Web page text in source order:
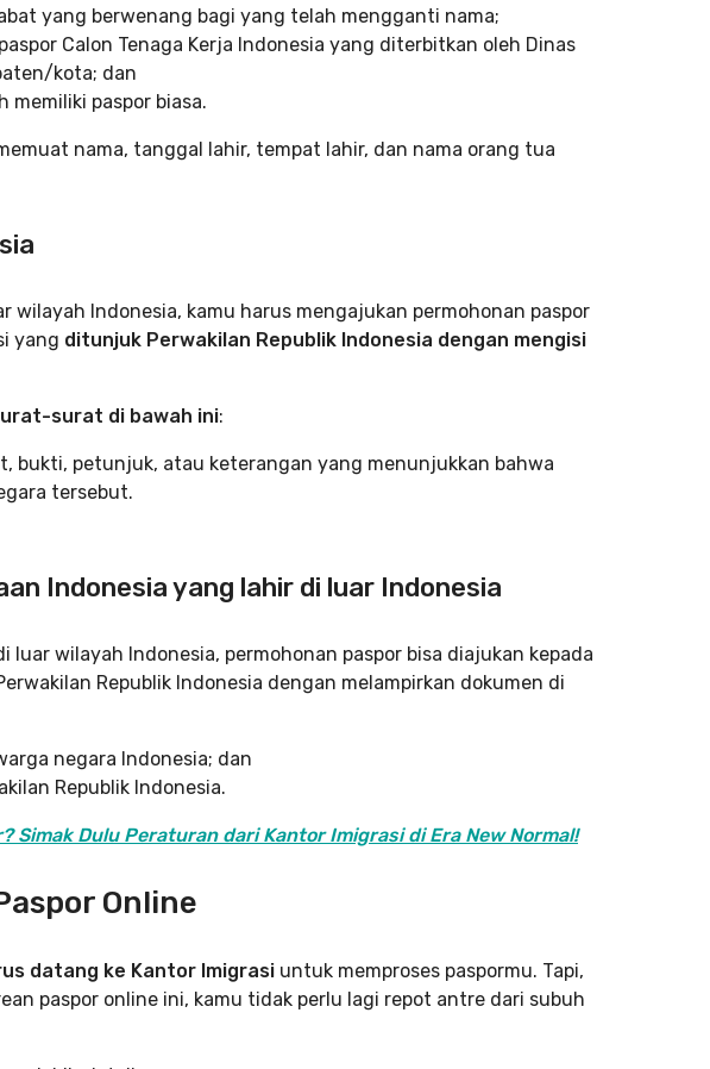
yang berwenang bagi yang telah mengganti nama;
Calon Tenaga Kerja Indonesia yang diterbitkan oleh Dinas
kota; dan
memiliki paspor biasa.
nama, tanggal lahir, tempat lahir, dan nama orang tua
wilayah Indonesia, kamu harus mengajukan permohonan paspor
yang ditunjuk Perwakilan Republik Indonesia dengan mengisi
surat di bawah ini:
bukti, petunjuk, atau keterangan yang menunjukkan bahwa
tersebut.
Indonesia yang lahir di luar Indonesia
luar wilayah Indonesia, permohonan paspor bisa diajukan kepada
Republik Indonesia dengan melampirkan dokumen di
negara Indonesia; dan
Republik Indonesia.
Simak Dulu Peraturan dari Kantor Imigrasi di Era New Normal!
Online
datang ke Kantor Imigrasi untuk memproses paspormu. Tapi,
paspor online ini, kamu tidak perlu lagi repot antre dari subuh